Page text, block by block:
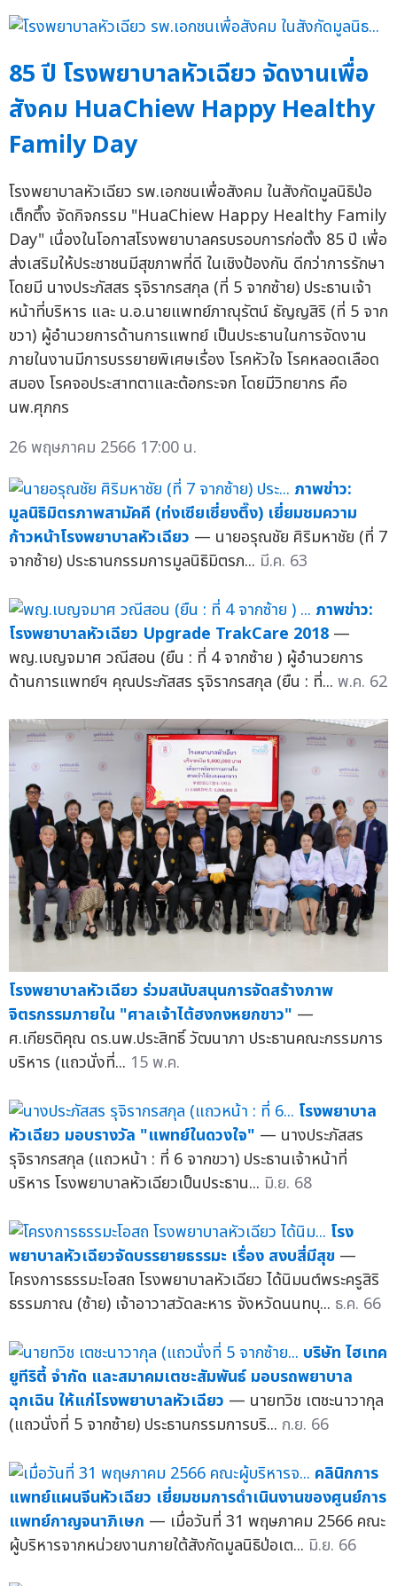
85 ปี โรงพยาบาลหัวเฉียว จัดงานเพื่อ
สังคม HuaChiew Happy Healthy
Family Day
โรงพยาบาลหัวเฉียว รพ.เอกชนเพื่อสังคม ในสังกัดมูลนิธิป่อ
เต็กตึ๊ง จัดกิจกรรม "HuaChiew Happy Healthy Family
Day" เนื่องในโอกาสโรงพยาบาลครบรอบการก่อตั้ง 85 ปี เพื่อ
ส่งเสริมให้ประชาชนมีสุขภาพที่ดี ในเชิงป้องกัน ดีกว่าการรักษา
โดยมี นางประภัสสร รุจิรากรสกุล (ที่ 5 จากซ้าย) ประธานเจ้า
หน้าที่บริหาร และ น.อ.นายแพทย์ภาณุรัตน์ ธัญญสิริ (ที่ 5 จาก
ขวา) ผู้อำนวยการด้านการแพทย์ เป็นประธานในการจัดงาน
ภายในงานมีการบรรยายพิเศษเรื่อง โรคหัวใจ โรคหลอดเลือด
สมอง โรคจอประสาทตาและต้อกระจก โดยมีวิทยากร คือ
นพ.ศุภกร
26 พฤษภาคม 2566 17:00 น.
ภาพข่าว:
มูลนิธิมิตรภาพสามัคคี (ท่งเซียเซี่ยงตึ๊ง) เยี่ยมชมความ
ก้าวหน้าโรงพยาบาลหัวเฉียว — นายอรุณชัย ศิริมหาชัย (ที่ 7
จากซ้าย) ประธานกรรมการมูลนิธิมิตรภ... มี.ค. 63
ภาพข่าว:
โรงพยาบาลหัวเฉียว Upgrade TrakCare 2018 —
พญ.เบญจมาศ วณีสอน (ยืน : ที่ 4 จากซ้าย ) ผู้อำนวยการ
ด้านการแพทย์ฯ คุณประภัสสร รุจิรากรสกุล (ยืน : ที่... พ.ค. 62
โรงพยาบาลหัวเฉียว ร่วมสนับสนุนการจัดสร้างภาพ
จิตรกรรมภายใน "ศาลเจ้าไต้ฮงกงหยกขาว" —
ศ.เกียรติคุณ ดร.นพ.ประสิทธิ์ วัฒนาภา ประธานคณะกรรมการ
บริหาร (แถวนั่งที่... 15 พ.ค.
โรงพยาบาล
หัวเฉียว มอบรางวัล "แพทย์ในดวงใจ" — นางประภัสสร
รุจิรากรสกุล (แถวหน้า : ที่ 6 จากขวา) ประธานเจ้าหน้าที่
บริหาร โรงพยาบาลหัวเฉียวเป็นประธาน... มิ.ย. 68
โรง
พยาบาลหัวเฉียวจัดบรรยายธรรมะ เรื่อง สงบสี่มีสุข —
โครงการธรรมะโอสถ โรงพยาบาลหัวเฉียว ได้นิมนต์พระครูสิริ
ธรรมภาณ (ซ้าย) เจ้าอาวาสวัดละหาร จังหวัดนนทบุ... ธ.ค. 66
บริษัท ไฮเทค
ยูทีริตี้ จำกัด และสมาคมเตชะสัมพันธ์ มอบรถพยาบาล
ฉุกเฉิน ให้แก่โรงพยาบาลหัวเฉียว — นายทวิช เตชะนาวากุล
(แถวนั่งที่ 5 จากซ้าย) ประธานกรรมการบริ... ก.ย. 66
คลินิกการ
แพทย์แผนจีนหัวเฉียว เยี่ยมชมการดำเนินงานของศูนย์การ
แพทย์กาญจนาภิเษก — เมื่อวันที่ 31 พฤษภาคม 2566 คณะ
ผู้บริหารจากหน่วยงานภายใต้สังกัดมูลนิธิป่อเต... มิ.ย. 66